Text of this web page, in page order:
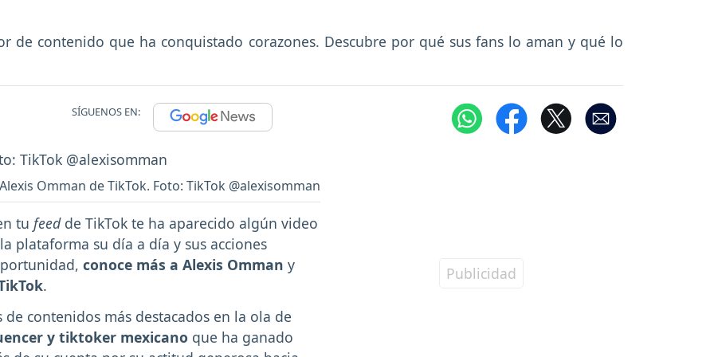
de contenido que ha conquistado corazones. Descubre por qué sus fans lo aman y qué lo
SÍGUENOS EN:
Omman de TikTok. Foto: TikTok @alexisomman
tu feedde TikTok te ha aparecido algún video
plataforma su día a día y sus acciones
conoce más a Alexis Omman y
.
contenidos más destacados en la ola de
y tiktoker mexicano que ha ganado